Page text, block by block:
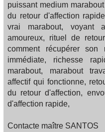
puissant medium
du retour d'affection
vrai marabout, voyant
amoureux, rituel de
comment récupérer
immédiate, richesse
marabout, marabout
affectif qui fonctionne,
du retour d'affection,
d'affection rapide,
Contacte maître SANTOS